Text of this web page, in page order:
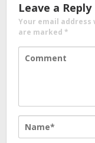
Leave a Reply
Your email address
are marked *